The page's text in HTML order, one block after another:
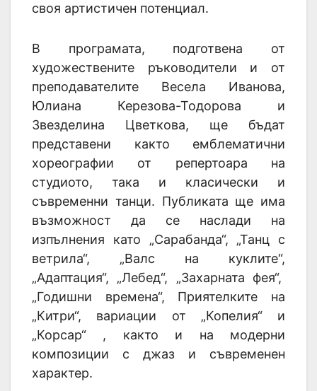
своя артистичен потенциал.
В програмата, подготвена от
художествените ръководители и от
преподавателите Весела Иванова,
Юлиана Керезова-Тодорова и
Звезделина Цветкова, ще бъдат
представени както емблематични
хореографии от репертоара на
студиото, така и класически и
съвременни танци. Публиката ще има
възможност да се наслади на
изпълнения като „Сарабанда“, „Танц с
ветрила“, „Валс на куклите“,
„Адаптация“, „Лебед“, „Захарната фея“,
„Годишни времена“, Приятелките на
„Китри“, вариации от „Копелия“ и
„Корсар“ , както и на модерни
композиции с джаз и съвременен
характер.